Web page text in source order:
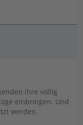
ihre völlig
einbringen. Und
werden.